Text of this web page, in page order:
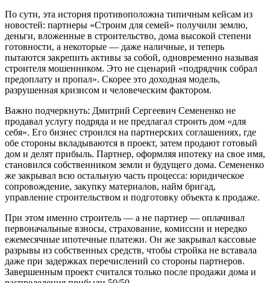
По сути, эта история противоположна типичным кейсам из
новостей: партнеры «Строим для семей» получили землю,
деньги, вложенные в строительство, дома высокой степени
готовности, а некоторые — даже наличные, и теперь
пытаются закрепить активы за собой, одновременно называя
строителя мошенником. Это не сценарий «подрядчик собрал
предоплату и пропал». Скорее это доходная модель,
разрушенная кризисом и человеческим фактором.
Важно подчеркнуть: Дмитрий Сергеевич Семененко не
продавал услугу подряда и не предлагал строить дом «для
себя». Его бизнес строился на партнерских соглашениях, где
обе стороны вкладываются в проект, затем продают готовый
дом и делят прибыль. Партнер, оформляя ипотеку на свое имя,
становился собственником земли и будущего дома. Семененко
же закрывал всю остальную часть процесса: юридическое
сопровождение, закупку материалов, найм бригад,
управление строительством и подготовку объекта к продаже.
При этом именно строитель — а не партнер — оплачивал
первоначальные взносы, страхование, комиссии и нередко
ежемесячные ипотечные платежи. Он же закрывал кассовые
разрывы из собственных средств, чтобы стройка не вставала
даже при задержках перечислений со стороны партнеров.
Завершенным проект считался только после продажи дома и